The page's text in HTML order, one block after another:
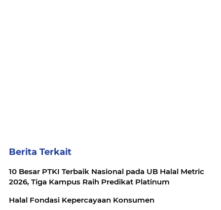
Berita Terkait
10 Besar PTKI Terbaik Nasional pada UB Halal Metric
2026, Tiga Kampus Raih Predikat Platinum
Halal Fondasi Kepercayaan Konsumen